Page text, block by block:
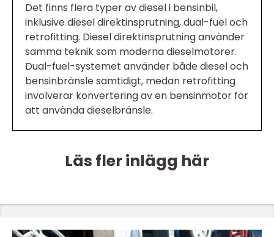
Det finns flera typer av diesel i bensinbil,
inklusive diesel direktinsprutning, dual-fuel och
retrofitting. Diesel direktinsprutning använder
samma teknik som moderna dieselmotorer.
Dual-fuel-systemet använder både diesel och
bensinbränsle samtidigt, medan retrofitting
involverar konvertering av en bensinmotor för
att använda dieselbränsle.
Läs fler inlägg här